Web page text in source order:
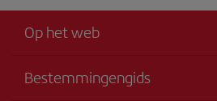
Op het web
Bestemmingengids